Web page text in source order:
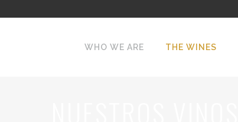
WHO WE ARE THE WINES